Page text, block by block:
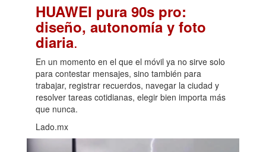
HUAWEI pura 90s pro:
diseño, autonomía y foto
diaria.
En un momento en el que el móvil ya no sirve solo
para contestar mensajes, sino también para
trabajar, registrar recuerdos, navegar la ciudad y
resolver tareas cotidianas, elegir bien importa más
que nunca.
Lado.mx